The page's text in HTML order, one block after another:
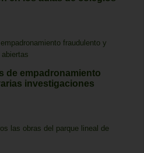
de empadronamiento
investigaciones